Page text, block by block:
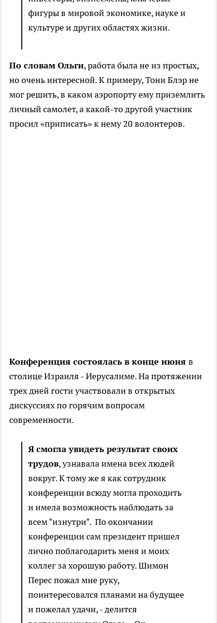
фигуры в мировой экономике, науке и
культуре и других областях жизни.
По словам Ольги, работа была не из простых,
но очень интересной. К примеру, Тони Блэр не
мог решить, в каком аэропорту ему приземлить
личный самолет, а какой-то другой участник
просил «приписать» к нему 20 волонтеров.
Конференция состоялась в конце июня в
столице Израиля - Иерусалиме. На протяжении
трех дней гости участвовали в открытых
дискуссиях по горячим вопросам
современности.
Я смогла увидеть результат своих
трудов, узнавала имена всех людей
вокруг. К тому же я как сотрудник
конференции всюду могла проходить
и имела возможность наблюдать за
всем "изнутри". По окончании
конференции сам президент пришел
лично поблагодарить меня и моих
коллег за хорошую работу. Шимон
Перес пожал мне руку,
поинтересовался планами на будущее
и пожелал удачи, - делится